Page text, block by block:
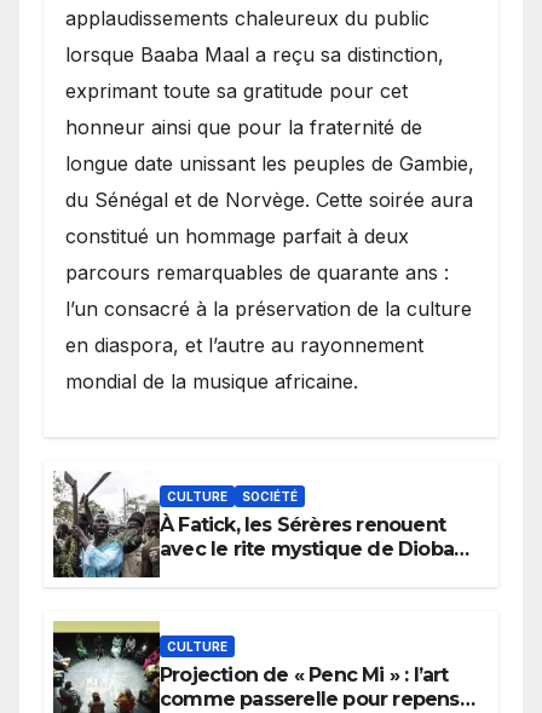
applaudissements chaleureux du public
lorsque Baaba Maal a reçu sa distinction,
exprimant toute sa gratitude pour cet
honneur ainsi que pour la fraternité de
longue date unissant les peuples de Gambie,
du Sénégal et de Norvège. Cette soirée aura
constitué un hommage parfait à deux
parcours remarquables de quarante ans :
l’un consacré à la préservation de la culture
en diaspora, et l’autre au rayonnement
mondial de la musique africaine.
CULTURE SOCIÉTÉ
À Fatick, les Sérères renouent
avec le rite mystique de Diobaye
CULTURE
Projection de « Penc Mi » : l’art
comme passerelle pour repenser